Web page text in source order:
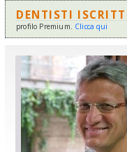
DENTISTI
profilo Premium. Clicca qui